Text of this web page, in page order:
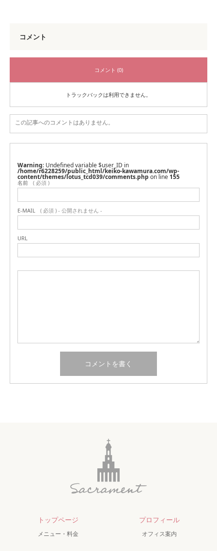
コメント
コメント (0)
トラックバックは利用できません。
この記事へのコメントはありません。
Warning : Undefined variable $user_ID in
/home/r6228259/public_html/keiko-kawamura.com/wp-
content/themes/lotus_tcd039/comments.php on line 155
名前 ( 必須 )
E-MAIL ( 必須 ) - 公開されません -
URL
トップページ
メニュー・料金
プロフィール
オフィス案内